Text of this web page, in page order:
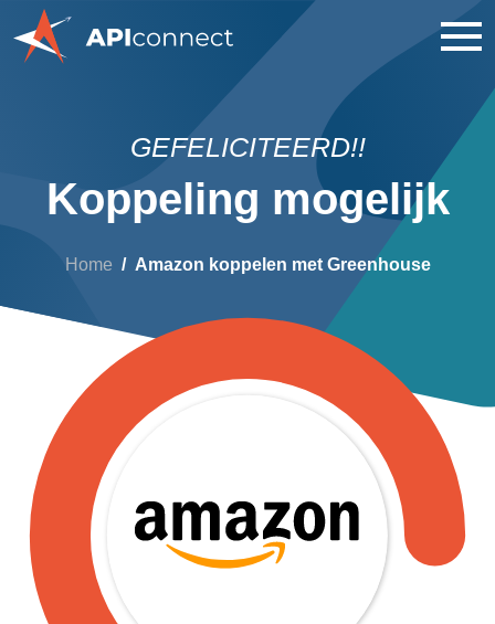
GEFELICITEERD!!
Koppeling mogelijk
Home Amazon koppelen met Greenhouse